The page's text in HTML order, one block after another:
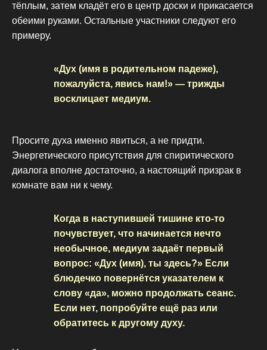
тёплым, затем кладёт его в центр доски и прикасается
обеими руками. Остальные участники следуют его
примеру.
«Дух (имя в родительном падеже),
пожалуйста, явись нам!» — трижды
восклицает медиум.
Просите духа именно явиться, а не придти.
Энергетического присутствия для спиритического
диалога вполне достаточно, а настоящий призрак в
комнате вам ни к чему.
Когда в наступившей тишине кто-то
почувствует, что начинается нечто
необычное, медиум задаёт первый
вопрос: «Дух (имя), ты здесь?» Если
блюдечко повернётся указателем к
слову «да», можно продолжать сеанс.
Если нет, попробуйте ещё раз или
обратитесь к другому духу.